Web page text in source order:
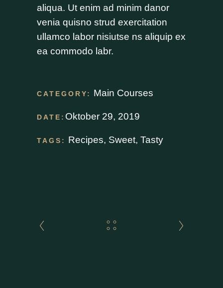
aliqua. Ut enim ad minim danor
venia quisno strud exercitation
ullamco labor nisiutse ns aliquip ex
ea commodo labr.
CATEGORY: Main Courses
DATE: Oktober 29, 2019
TAGS: Recipes, Sweet,Tasty